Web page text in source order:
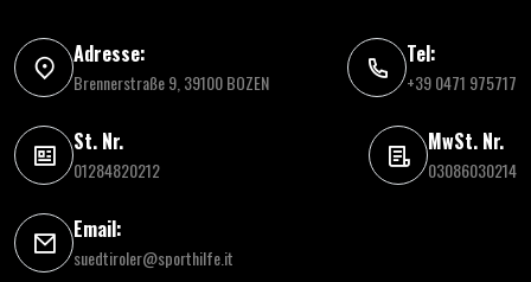
Adresse:
Brennerstraße 9, 39100 BOZEN
Tel:
+39 0471 975717
St. Nr.
01284820212
MwSt. Nr.
03086030214
Email:
suedtiroler@sporthilfe.it